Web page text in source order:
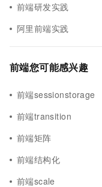
前端研发实践
阿里前端实践
前端您可能感兴趣
前端sessionstorage
前端transition
前端矩阵
前端结构化
前端scale